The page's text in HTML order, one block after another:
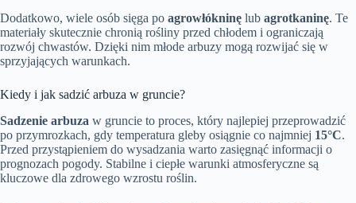
Dodatkowo, wiele osób sięga po agrowłókninę lub agrotkaninę. Te
materiały skutecznie chronią rośliny przed chłodem i ograniczają
rozwój chwastów. Dzięki nim młode arbuzy mogą rozwijać się w
sprzyjających warunkach.
Kiedy i jak sadzić arbuza w gruncie?
Sadzenie arbuza w gruncie to proces, który najlepiej przeprowadzić
po przymrozkach, gdy temperatura gleby osiągnie co najmniej 15°C.
Przed przystąpieniem do wysadzania warto zasięgnąć informacji o
prognozach pogody. Stabilne i ciepłe warunki atmosferyczne są
kluczowe dla zdrowego wzrostu roślin.